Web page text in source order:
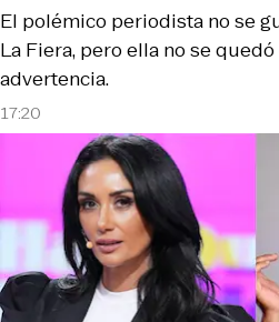
17:20
El polémico periodista no se
La Fiera, pero ella no se
advertencia.